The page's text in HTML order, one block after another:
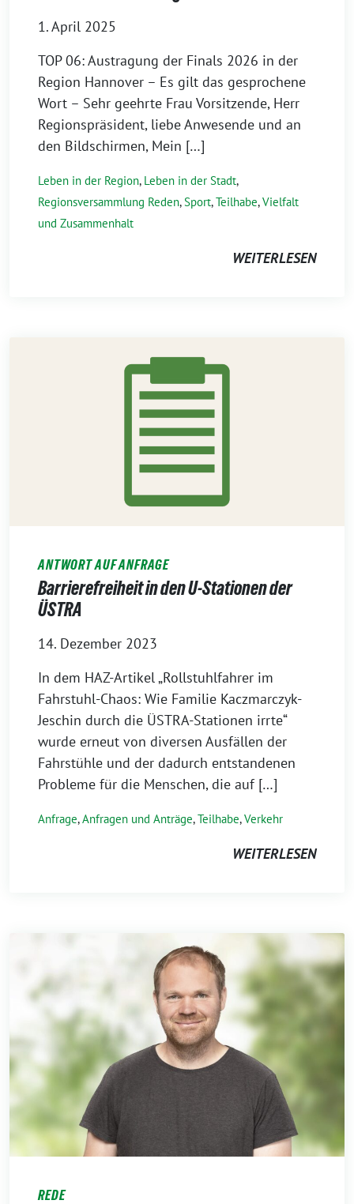
1. April 2025
TOP 06: Austragung der Finals 2026 in der
Region Hannover – Es gilt das gesprochene
Wort – Sehr geehrte Frau Vorsitzende, Herr
Regionspräsident, liebe Anwesende und an
den Bildschirmen, Mein […]
Leben in der Region, Leben in der Stadt,
Regionsversammlung Reden,Sport,Teilhabe,Vielfalt
und Zusammenhalt
WEITERLESEN
ANTWORT AUF ANFRAGE
Barrierefreiheit in den U-Stationen der
ÜSTRA
14. Dezember 2023
In dem HAZ-Artikel „Rollstuhlfahrer im
Fahrstuhl-Chaos: Wie Familie Kaczmarczyk-
Jeschin durch die ÜSTRA-Stationen irrte“
wurde erneut von diversen Ausfällen der
Fahrstühle und der dadurch entstandenen
Probleme für die Menschen, die auf […]
Anfrage,Anfragen und Anträge,Teilhabe,Verkehr
WEITERLESEN
REDE